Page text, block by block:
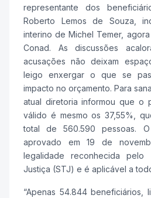
representante dos
Roberto Lemos de Souza,
interino de Michel Temer,
Conad. As discussões
acusações não deixam
leigo enxergar o que se
impacto no orçamento. Para
atual diretoria informou que o
válido é mesmo os 37,55%,
total de 560.590 pessoas.
aprovado em 19 de
legalidade reconhecida pelo
Justiça (STJ) e é aplicável a
“Apenas 54.844 beneficiários,